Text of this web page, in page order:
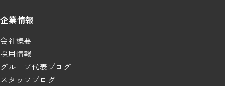
企業情報
会社概要
採用情報
グループ代表ブログ
スタッフブログ